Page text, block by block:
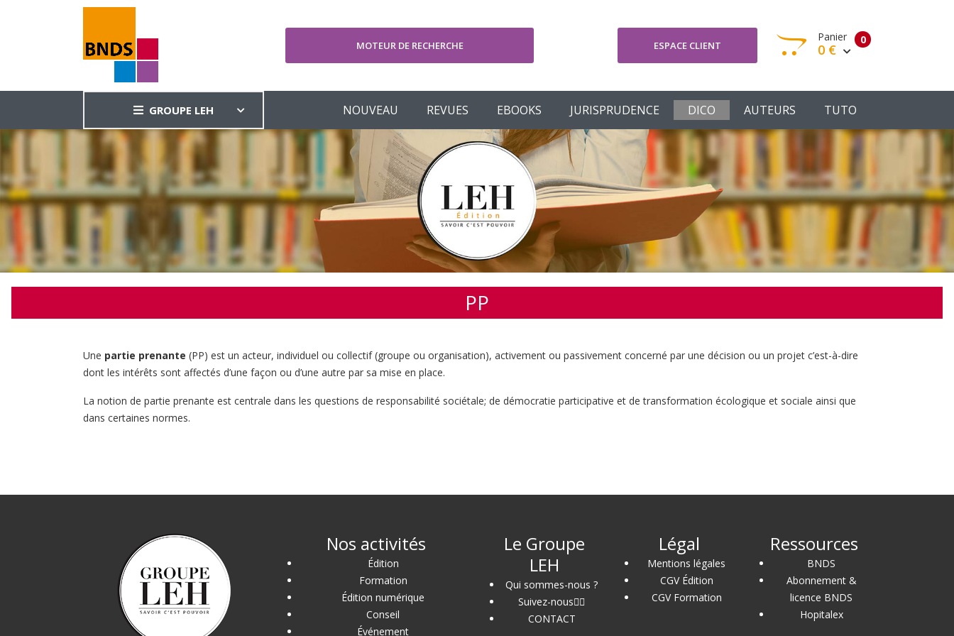
MOTEUR DE RECHERCHE ESPACE CLIENT 0
Panier
0 €
Votre panier est vide
Votre Panier Commander
GROUPE LEH NOUVEAU REVUES EBOOKS JURISPRUDENCE DICO AUTEURS TUTO
PP
Une partie prenante (PP) est un acteur, individuel ou collectif (groupe ou organisation), activement ou passivement concerné par une décision ou un projet c’est-à-dire
dont les intérêts sont affectés d’une façon ou d’une autre par sa mise en place.
La notion de partie prenante est centrale dans les questions de responsabilité sociétale; de démocratie participative et de transformation écologique et sociale ainsi que
dans certaines normes.
Nos activités
Édition
Formation
Édition numérique
Conseil
Événement
Le Groupe
LEH
Qui sommes-nous ?
Suivez-nous
CONTACT
Légal
Mentions légales
CGV Édition
CGV Formation
Ressources
BNDS
Abonnement &
licence BNDS
Hopitalex